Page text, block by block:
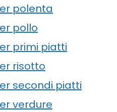
polenta
pollo
primi piatti
risotto
secondi piatti
verdure